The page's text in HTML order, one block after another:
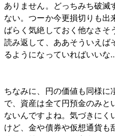
ありません。どっちみち破
ない。つーか今更損切りも出
ばらく気絶しておく他なさそ
読み返して、ああそういえば
るようになっていればいいな…
ちなみに、円の価値も同様に
で、資産は全て円預金のみと
ないんですよね。気づきにく
けど、金や債券や仮想通貨も